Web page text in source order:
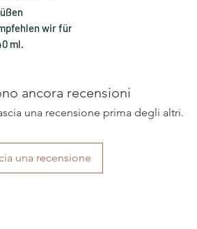
wir für
ml.
ancora recensioni
una recensione prima degli altri.
una recensione